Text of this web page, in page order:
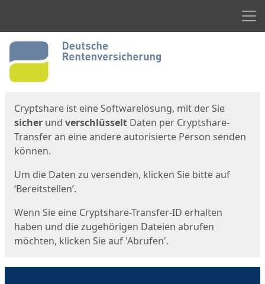
Start
Cryptshare ist eine Softwarelösung, mit der Sie
sicher und verschlüsselt Daten per Cryptshare-
Transfer an eine andere autorisierte Person senden
können.
Um die Daten zu versenden, klicken Sie bitte auf
‘Bereitstellen’.
Wenn Sie eine Cryptshare-Transfer-ID erhalten
haben und die zugehörigen Dateien abrufen
möchten, klicken Sie auf 'Abrufen'.